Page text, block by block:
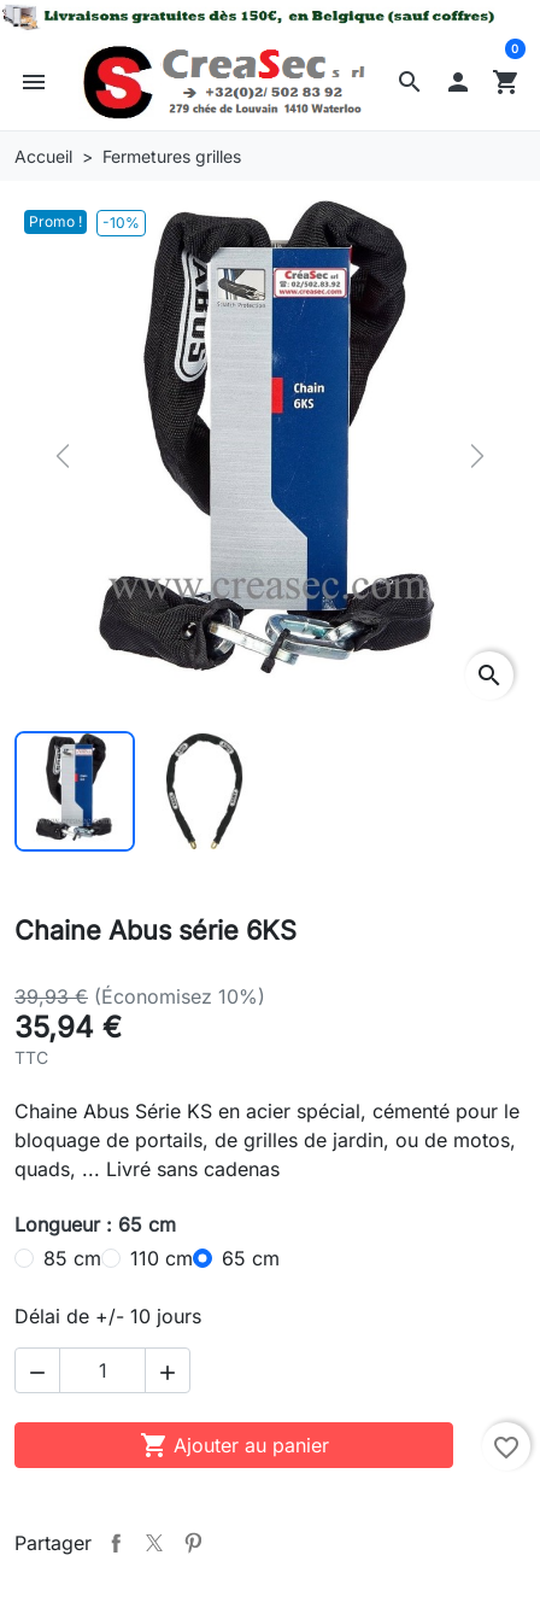
search
menu  shopping_cart
0
Accueil Fermetures grilles
Promo ! -10%
Previous Next
search
Chaine Abus série 6KS
39,93 € (Économisez 10%)
35,94 €
TTC
Chaine Abus Série KS en acier spécial, cémenté pour le
bloquage de portails, de grilles de jardin, ou de motos,
quads, ... Livré sans cadenas
Longueur : 65 cm
85 cm
110 cm 65 cm
Délai de +/- 10 jours
 
 Ajouter au panier favorite_border
Partager